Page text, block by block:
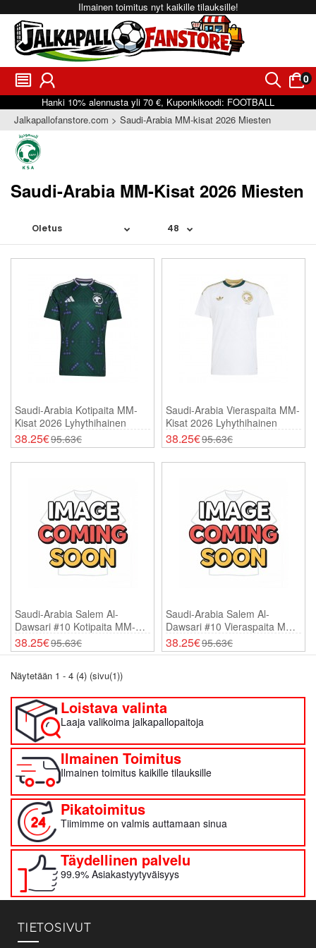
Ilmainen toimitus nyt kaikille tilauksille!
󰂩 󰃳 󰂨 0
󰃠
Hanki 10% alennusta yli 70 €, Kuponkikoodi: FOOTBALL
Jalkapallofanstore.com
Saudi-Arabia MM-kisat 2026 Miesten
Saudi-Arabia MM-Kisat 2026 Miesten
Saudi-Arabia Kotipaita MM-
Kisat 2026 Lyhythihainen
38.25€95.63€
Saudi-Arabia Vieraspaita MM-
Kisat 2026 Lyhythihainen
38.25€95.63€
Saudi-Arabia Salem Al-
Dawsari #10 Kotipaita MM-
Kisat 2026 Lyhythihainen
38.25€95.63€
Saudi-Arabia Salem Al-
Dawsari #10 Vieraspaita MM-
Kisat 2026 Lyhythihainen
38.25€95.63€
Näytetään 1 - 4 (4) (sivu(1))
Loistava valinta
Laaja valikoima jalkapallopaitoja
Ilmainen Toimitus
Ilmainen toimitus kaikille tilauksille
Pikatoimitus
Tiimimme on valmis auttamaan sinua
Täydellinen palvelu
99.9% Asiakastyytyväisyys
TIETOSIVUT